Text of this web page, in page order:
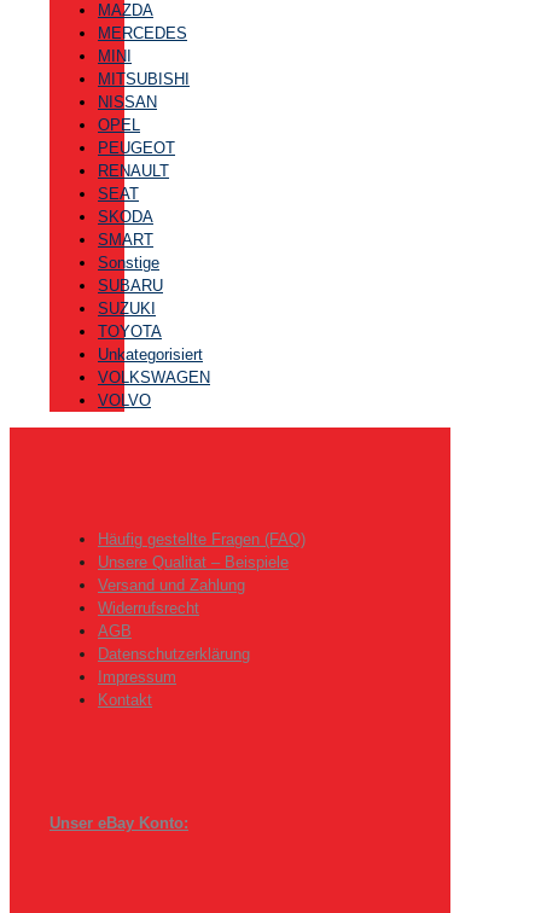
MAZDA
MERCEDES
MINI
MITSUBISHI
NISSAN
OPEL
PEUGEOT
RENAULT
SEAT
SKODA
SMART
Sonstige
SUBARU
SUZUKI
TOYOTA
Unkategorisiert
VOLKSWAGEN
VOLVO
Häufig gestellte Fragen (FAQ)
Unsere Qualitat – Beispiele
Versand und Zahlung
Widerrufsrecht
AGB
Datenschutzerklärung
Impressum
Kontakt
Unser eBay Konto: